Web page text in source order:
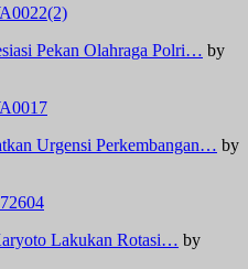
Pekan Olahraga Polri… by
Urgensi Perkembangan… by
Lakukan Rotasi… by